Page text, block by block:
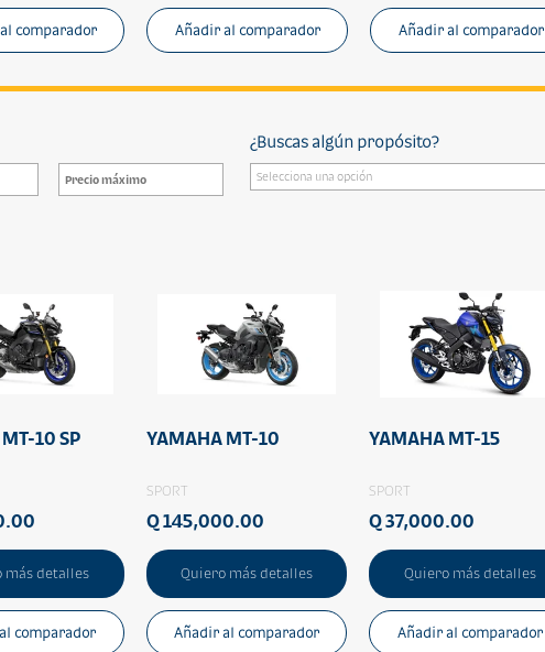
comparador Añadir al comparador Añadir al comparador
¿Buscas algún propósito?
10 SP
más detalles
comparador
YAMAHA MT-10
SPORT
Q 145,000.00
Quiero más detalles
Añadir al comparador
YAMAHA MT-15
SPORT
Q 37,000.00
Quiero más detalles
Añadir al comparador